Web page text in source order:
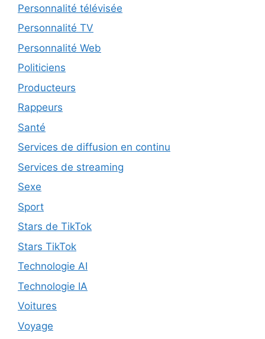
Personnalité télévisée
Personnalité TV
Personnalité Web
Politiciens
Producteurs
Rappeurs
Santé
Services de diffusion en continu
Services de streaming
Sexe
Sport
Stars de TikTok
Stars TikTok
Technologie AI
Technologie IA
Voitures
Voyage